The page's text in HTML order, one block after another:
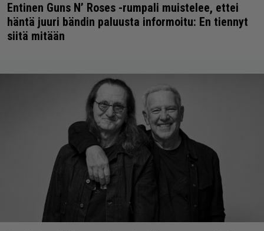
Entinen Guns N’ Roses -rumpali muistelee, ettei
häntä juuri bändin paluusta informoitu: En tiennyt
siitä mitään